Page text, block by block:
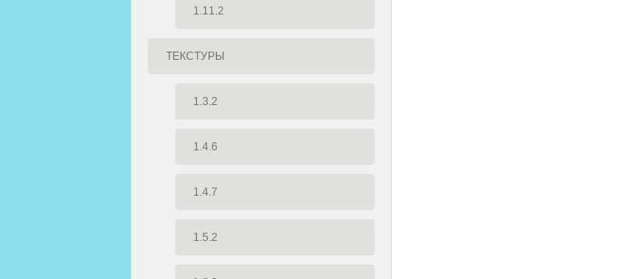
1.11.2
ТЕКСТУРЫ
1.3.2
1.4.6
1.4.7
1.5.2